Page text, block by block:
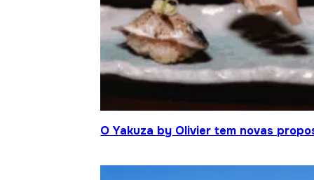
O Yakuza by Olivier tem novas